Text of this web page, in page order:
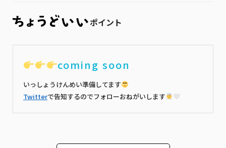
ポイント
coming soon
いっしょうけんめい準備してます
Twitterで告知するのでフォローおねがいします